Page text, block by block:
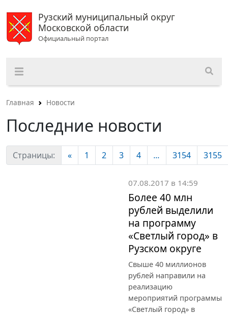
Рузский муниципальный округ
Московской области
Официальный портал
Главная Новости
Последние новости
Страницы: « 1 2 3 4 ... 3154 3155
07.08.2017 в 14:59
Более 40 млн
рублей выделили
на программу
«Светлый город» в
Рузском округе
Свыше 40 миллионов
рублей направили на
реализацию
мероприятий программы
«Светлый город» в